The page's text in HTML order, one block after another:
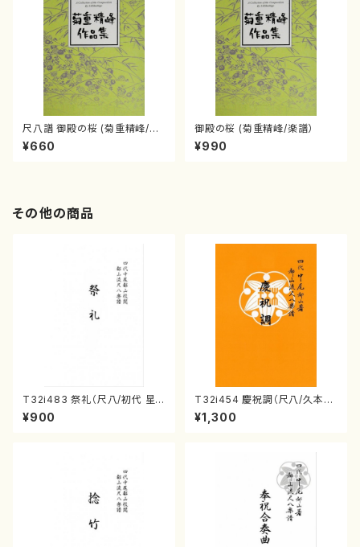
尺八譜 御殿の桜 (菊重精峰/楽
譜）
¥660
御殿の桜 (菊重精峰/楽譜）
¥990
その他の商品
T32i483 祭礼（尺八/初代 星
田一山/楽譜）都山流公刊楽譜曲
番:2191
¥900
T32i454 慶祝調（尺八/久本玄
智/楽譜）都山流公刊楽譜曲番:2
161
¥1,300